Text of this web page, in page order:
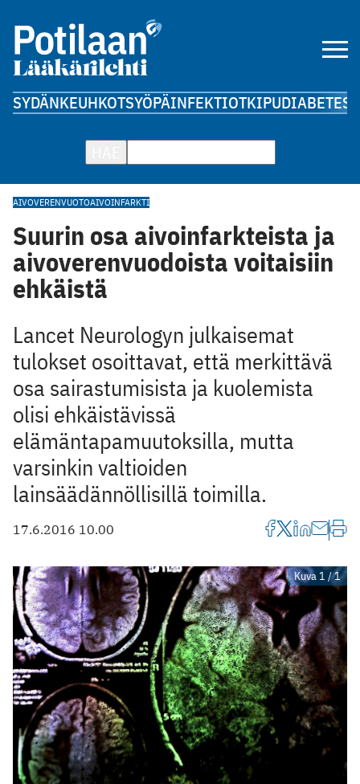
SYDÄNKEUHKOTSYÖPÄINFEKTIOTKIPUDIABETES
AIVOVERENVUOTOAIVOINFARKTI
Suurin osa aivoinfarkteista ja
aivoverenvuodoista voitaisiin
ehkäistä
Lancet Neurologyn julkaisemat
tulokset osoittavat, että merkittävä
osa sairastumisista ja kuolemista
olisi ehkäistävissä
elämäntapamuutoksilla, mutta
varsinkin valtioiden
lainsäädännöllisillä toimilla.
17.6.2016 10.00
Kuva 1 / 1